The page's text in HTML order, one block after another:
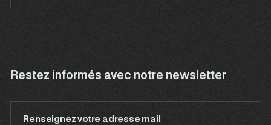
Restez informés avec notre newsletter
Renseignez votre adresse mail